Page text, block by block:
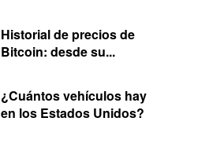
Historial de precios de
Bitcoin: desde su...
¿Cuántos vehículos hay
en los Estados Unidos?